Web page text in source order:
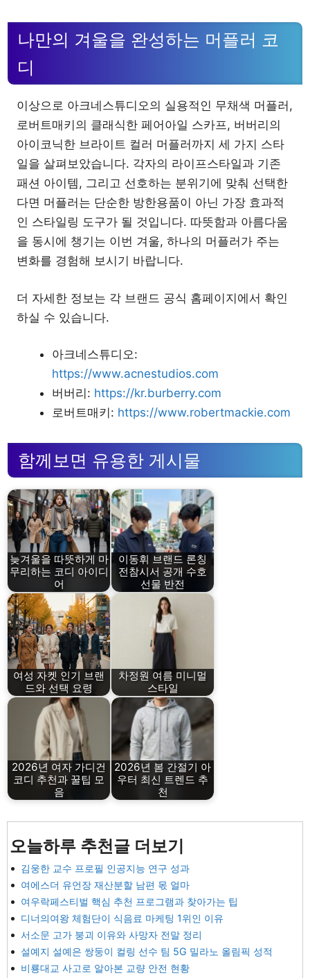
나만의 겨울을 완성하는 머플러 코
디
이상으로 아크네스튜디오의 실용적인 무채색 머플러,
로버트매키의 클래식한 페어아일 스카프, 버버리의
아이코닉한 브라이트 컬러 머플러까지 세 가지 스타
일을 살펴보았습니다. 각자의 라이프스타일과 기존
패션 아이템, 그리고 선호하는 분위기에 맞춰 선택한
다면 머플러는 단순한 방한용품이 아닌 가장 효과적
인 스타일링 도구가 될 것입니다. 따뜻함과 아름다움
을 동시에 챙기는 이번 겨울, 하나의 머플러가 주는
변화를 경험해 보시기 바랍니다.
더 자세한 정보는 각 브랜드 공식 홈페이지에서 확인
하실 수 있습니다.
아크네스튜디오:
https://www.acnestudios.com
버버리: https://kr.burberry.com
로버트매키: https://www.robertmackie.com
함께보면 유용한 게시물
늦겨울을 따뜻하게 마
무리하는 코디 아이디
어
이동휘 브랜드 론칭
전참시서 공개 수호
선물 반전
여성 자켓 인기 브랜
드와 선택 요령
차정원 여름 미니멀
스타일
2026년 여자 가디건
코디 추천과 꿀팁 모
음
2026년 봄 간절기 아
우터 최신 트렌드 추
천
오늘하루 추천글 더보기
김웅한 교수 프로필 인공지능 연구 성과
여에스더 유언장 재산분할 남편 몫 얼마
여우락페스티벌 핵심 추천 프로그램과 찾아가는 팁
디너의여왕 체험단이 식음료 마케팅 1위인 이유
서소문 고가 붕괴 이유와 사망자 전말 정리
설예지 설예은 쌍둥이 컬링 선수 팀 5G 밀라노 올림픽 성적
비룡대교 사고로 알아본 교량 안전 현황